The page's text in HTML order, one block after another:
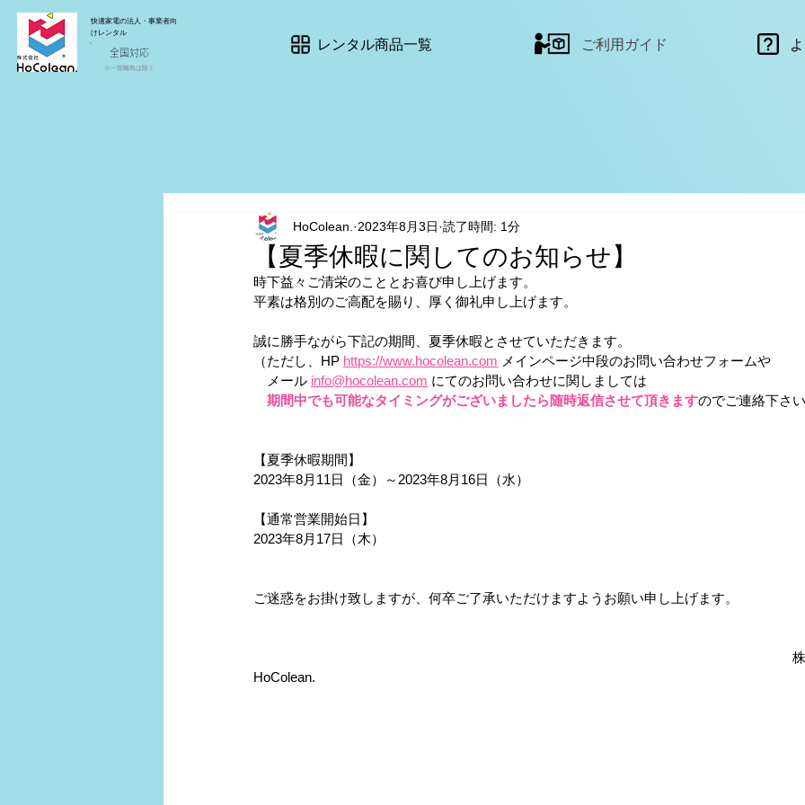
快適家電の法人・事業者向
けレンタル
全国対応
※一部離島は除く
レンタル商品一覧 ご利用ガイド
【夏季休暇に関してのお知らせ】
HoColean. 2023年8月3日 読了時間: 1分
時下益々ご清栄のこととお喜び申し上げます。
平素は格別のご高配を賜り、厚く御礼申し上げます。
誠に勝手ながら下記の期間、夏季休暇とさせていただきます。
（ただし、HP https://www.hocolean.com メインページ中段のお問い合わせフォームや
メール info@hocolean.com にてのお問い合わせに関しましては
期間中でも可能なタイミングがございましたら随時返信させて頂きますのでご連絡下さ
【夏季休暇期間】
2023年8月11日（金）～2023年8月16日（水）
【通常営業開始日】
2023年8月17日（木）
ご迷惑をお掛け致しますが、何卒ご了承いただけますようお願い申し上げます。
株式会
HoColean.